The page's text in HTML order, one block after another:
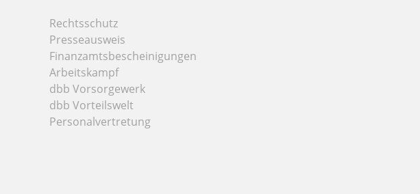
Rechtsschutz
Presseausweis
Finanzamtsbescheinigungen
Arbeitskampf
dbb Vorsorgewerk
dbb Vorteilswelt
Personalvertretung